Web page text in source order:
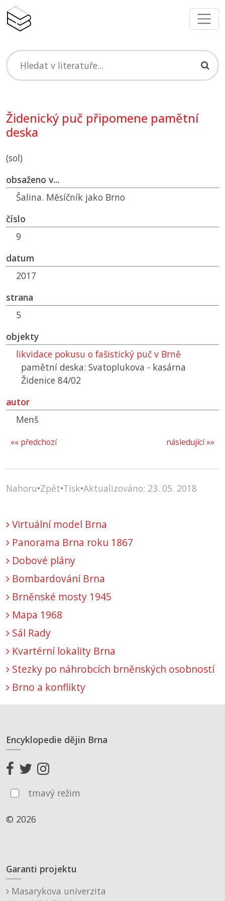
Židenický puč připomene pamětní
deska
(sol)
obsaženo v...
Šalina. Měsíčník jako Brno
číslo
9
datum
2017
strana
5
objekty
likvidace pokusu o fašistický puč v Brně
pamětní deska: Svatoplukova - kasárna
Židenice 84/02
autor
Menš
následující »»
«« předchozí
Nahoru•Zpět•Tisk•Aktualizováno: 23. 05. 2018
Virtuální model Brna
Panorama Brna roku 1867
Dobové plány
Bombardování Brna
Brněnské mosty 1945
Mapa 1968
Sál Rady
Kvartérní lokality Brna
Stezky po náhrobcích brněnských osobností
Brno a konflikty
Encyklopedie dějin Brna
tmavý režim
© 2026
Garanti projektu
Masarykova univerzita